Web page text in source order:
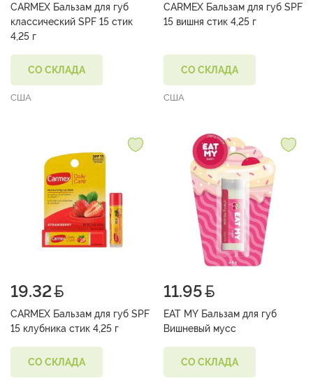
CARMEX Бальзам для губ
классический SPF 15 стик
4,25 г
СО СКЛАДА
США
CARMEX Бальзам для губ SPF
15 вишня стик 4,25 г
СО СКЛАДА
США
19.32
CARMEX Бальзам для губ SPF
15 клубника стик 4,25 г
СО СКЛАДА
11.95
EAT MY Бальзам для губ
Вишневый мусс
СО СКЛАДА